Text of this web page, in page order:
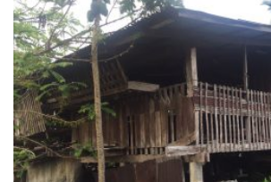
รับซื้อบ้านไม้เก่า-ตราด